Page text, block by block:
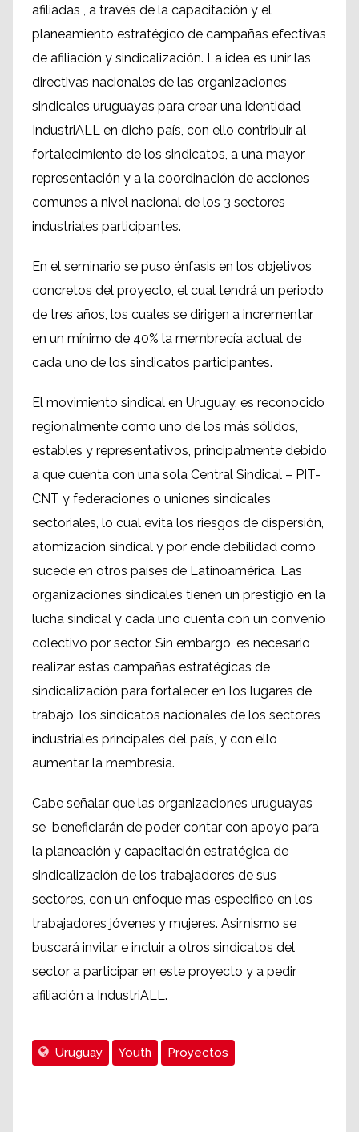
afiliadas , a través de la capacitación y el
planeamiento estratégico de campañas efectivas
de afiliación y sindicalización. La idea es unir las
directivas nacionales de las organizaciones
sindicales uruguayas para crear una identidad
IndustriALL en dicho país, con ello contribuir al
fortalecimiento de los sindicatos, a una mayor
representación y a la coordinación de acciones
comunes a nivel nacional de los 3 sectores
industriales participantes.
En el seminario se puso énfasis en los objetivos
concretos del proyecto, el cual tendrá un periodo
de tres años, los cuales se dirigen a incrementar
en un mínimo de 40% la membrecía actual de
cada uno de los sindicatos participantes.
El movimiento sindical en Uruguay, es reconocido
regionalmente como uno de los más sólidos,
estables y representativos, principalmente debido
a que cuenta con una sola Central Sindical – PIT-
CNT y federaciones o uniones sindicales
sectoriales, lo cual evita los riesgos de dispersión,
atomización sindical y por ende debilidad como
sucede en otros países de Latinoamérica. Las
organizaciones sindicales tienen un prestigio en la
lucha sindical y cada uno cuenta con un convenio
colectivo por sector. Sin embargo, es necesario
realizar estas campañas estratégicas de
sindicalización para fortalecer en los lugares de
trabajo, los sindicatos nacionales de los sectores
industriales principales del país, y con ello
aumentar la membresia.
Cabe señalar que las organizaciones uruguayas
se beneficiarán de poder contar con apoyo para
la planeación y capacitación estratégica de
sindicalización de los trabajadores de sus
sectores, con un enfoque mas especifico en los
trabajadores jóvenes y mujeres. Asimismo se
buscará invitar e incluir a otros sindicatos del
sector a participar en este proyecto y a pedir
afiliación a IndustriALL.
Uruguay Youth Proyectos